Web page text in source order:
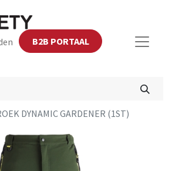
B2B PORTAAL
DYNAMIC GARDENER (1ST)